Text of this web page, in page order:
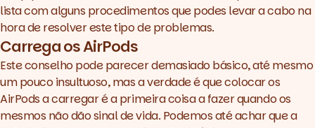
lista com alguns procedimentos que podes levar a cabo na
hora de resolver este tipo de problemas.
Carrega os AirPods
Este conselho pode parecer demasiado básico, até mesmo
um pouco insultuoso, mas a verdade é que colocar os
AirPods a carregar é a primeira coisa a fazer quando os
mesmos não dão sinal de vida. Podemos até achar que a